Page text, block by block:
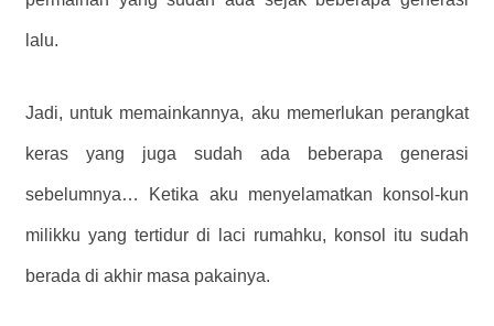
lalu.
Jadi, untuk memainkannya, aku memerlukan perangkat
keras yang juga sudah ada beberapa generasi
sebelumnya… Ketika aku menyelamatkan konsol-kun
milikku yang tertidur di laci rumahku, konsol itu sudah
berada di akhir masa pakainya.